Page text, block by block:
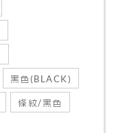
黑色(BLACK)
條紋/黑色